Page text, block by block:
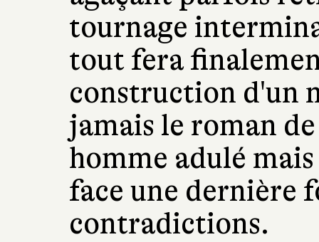
tournage
tout fera
construction d'un
jamais le roman
homme adulé
face une dernière
contradictions.